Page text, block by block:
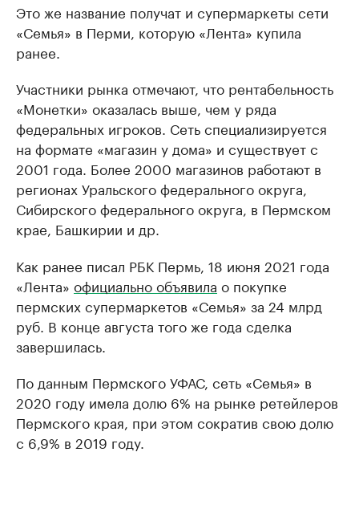
Это же название получат и супермаркеты сети
«Семья» в Перми, которую «Лента» купила
ранее.
Участники рынка отмечают, что рентабельность
«Монетки» оказалась выше, чем у ряда
федеральных игроков. Сеть специализируется
на формате «магазин у дома» и существует с
2001 года. Более 2000 магазинов работают в
регионах Уральского федерального округа,
Сибирского федерального округа, в Пермском
крае, Башкирии и др.
Как ранее писал РБК Пермь, 18 июня 2021 года
«Лента» официально объявила о покупке
пермских супермаркетов «Семья» за 24 млрд
руб. В конце августа того же года сделка
завершилась.
По данным Пермского УФАС, сеть «Семья» в
2020 году имела долю 6% на рынке ретейлеров
Пермского края, при этом сократив свою долю
с 6,9% в 2019 году.